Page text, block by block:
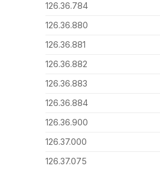
126.36.784
126.36.880
126.36.881
126.36.882
126.36.883
126.36.884
126.36.900
126.37.000
126.37.075